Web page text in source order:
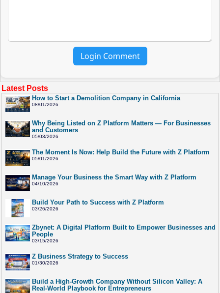
Login Comment
Latest Posts
How to Start a Demolition Company in California
08/01/2026
Why Being Listed on Z Platform Matters — For Businesses
and Customers
05/03/2026
The Moment Is Now: Help Build the Future with Z Platform
05/01/2026
Manage Your Business the Smart Way with Z Platform
04/10/2026
Build Your Path to Success with Z Platform
03/26/2026
Zbynet: A Digital Platform Built to Empower Businesses and
People
03/15/2026
Z Business Strategy to Success
01/30/2026
Build a High-Growth Company Without Silicon Valley: A
Real-World Playbook for Entrepreneurs